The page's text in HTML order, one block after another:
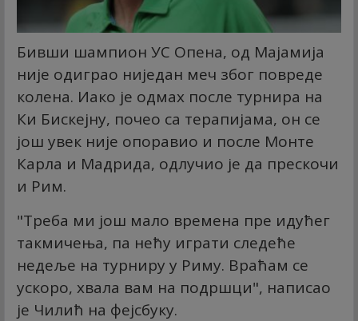
Бивши шампион УС Опена, од Мајамија
није одиграо ниједан меч због повреде
колена. Иако је одмах после турнира на
Ки Бискејну, почео са терапијама, он се
још увек није опоравио и после Монте
Карла и Мадрида, одлучио је да прескочи
и Рим.
"Треба ми још мало времена пре идућег
такмичења, па нећу играти следеће
недеље на турниру у Риму. Враћам се
ускоро, хвала вам на подршци", написао
је Чилић на фејсбуку.